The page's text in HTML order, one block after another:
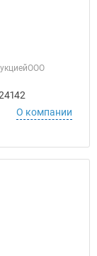
О компании